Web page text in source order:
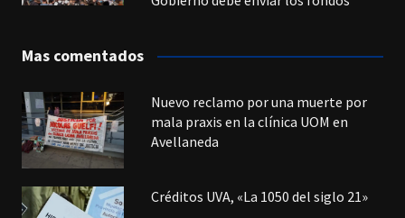
Mas comentados
Nuevo reclamo por una muerte por
mala praxis en la clínica UOM en
Avellaneda
Créditos UVA, «La 1050 del siglo 21»